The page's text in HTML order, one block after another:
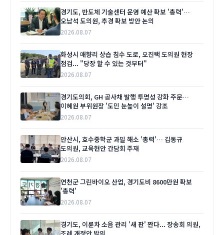
경기도, 반도체 기술센터 운영 예산 확보 '총력'…
오남석 도의원, 추경 확보 방안 논의
2026.08.07
화성시 매향리 상습 침수 도로, 오진택 도의원 현장
점검... "당장 할 수 있는 것부터"
2026.08.07
경기도의회, GH 공사채 발행 투명성 강화 주문…
이혜원 부위원장 '도민 눈높이 설명' 강조
2026.08.07
안산시, 호수중학군 과밀 해소 '총력'… 김동규
도의원, 교육현안 간담회 주재
2026.08.07
연천군 그린바이오 산업, 경기도비 8600만원 확보
'총력'
2026.08.07
경기도, 이륜차 소음 관리 '새 판' 짠다... 장송회 의원,